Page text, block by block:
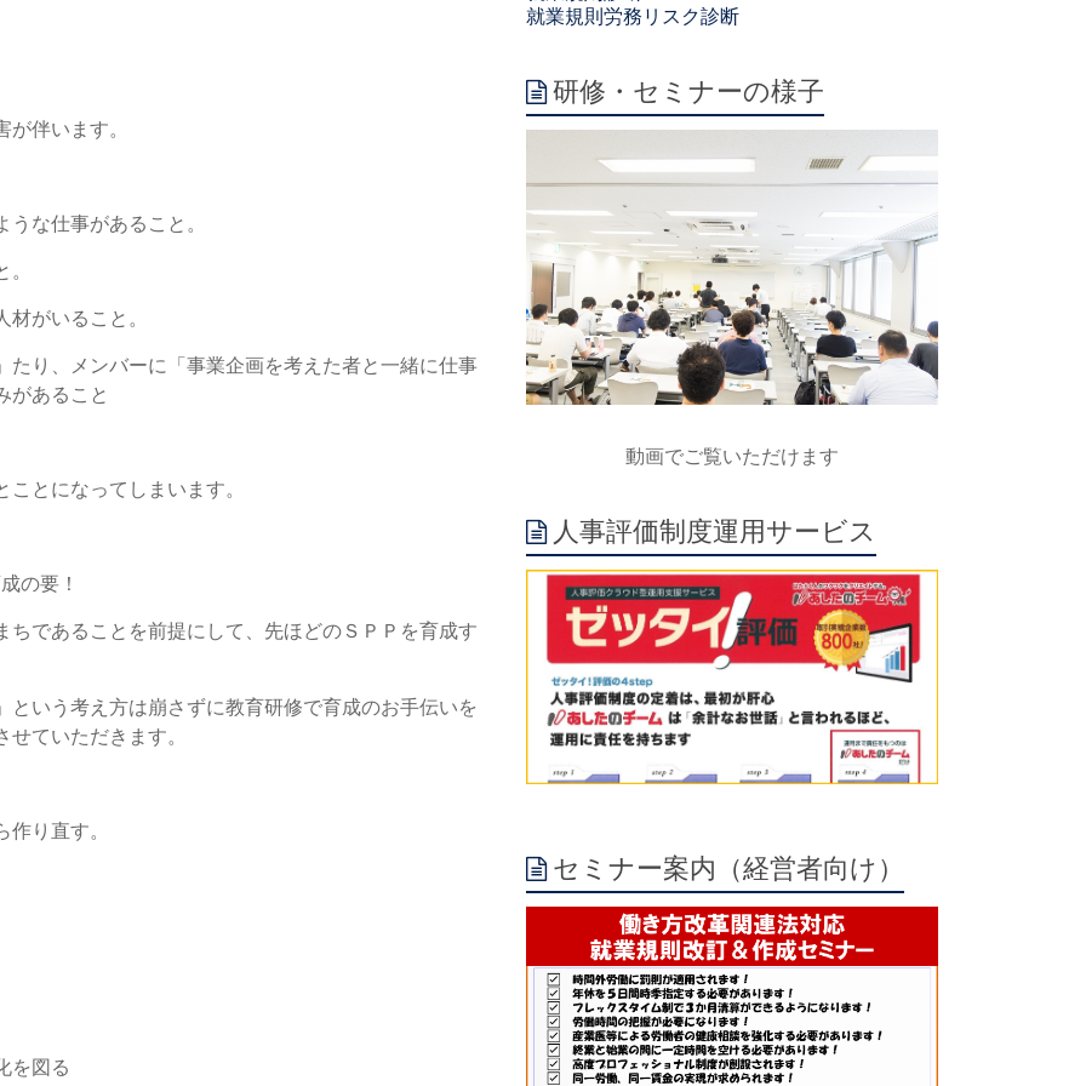
伴います。
な仕事があること。
がいること。
り、メンバーに「事業企画を考えた者と一緒に仕事
があること
とになってしまいます。
の要！
であることを前提にして、先ほどのＳＰＰを育成す
いう考え方は崩さずに教育研修で育成のお手伝いを
ていただきます。
り直す。
を図る
就業規則労務リスク診断
研修・セミナーの様子
動画でご覧いただけます
人事評価制度運用サービス
セミナー案内（経営者向け）